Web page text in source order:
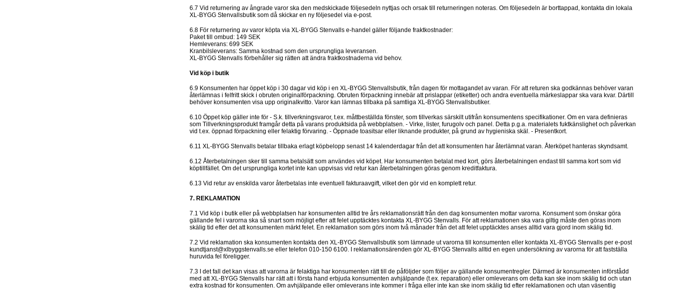
6.7 Vid returnering av ångrade varor ska den medskickade följesedeln nyttjas och orsak till returneringen noteras. Om följesedeln är borttappad, kontakta din lokala
XL-BYGG Stenvallsbutik som då skickar en ny följesedel via e-post.
6.8 För returnering av varor köpta via XL-BYGG Stenvalls e-handel gäller följande fraktkostnader:
Paket till ombud: 149 SEK
Hemleverans: 699 SEK
Kranbilsleverans: Samma kostnad som den ursprungliga leveransen.
XL-BYGG Stenvalls förbehåller sig rätten att ändra fraktkostnaderna vid behov.
Vid köp i butik
6.9 Konsumenten har öppet köp i 30 dagar vid köp i en XL-BYGG Stenvallsbutik, från dagen för mottagandet av varan. För att returen ska godkännas behöver varan
återlämnas i felfritt skick i obruten originalförpackning. Obruten förpackning innebär att prislappar (etiketter) och andra eventuella märkeslappar ska vara kvar. Därtill
behöver konsumenten visa upp originalkvitto. Varor kan lämnas tillbaka på samtliga XL-BYGG Stenvallsbutiker.
6.10 Öppet köp gäller inte för - S.k. tillverkningsvaror, t.ex. måttbeställda fönster, som tillverkas särskilt utifrån konsumentens specifikationer. Om en vara definieras
som Tillverkningsprodukt framgår detta på varans produktsida på webbplatsen. - Virke, lister, furugolv och panel. Detta p.g.a. materialets fuktkänslighet och påverkan
vid t.ex. öppnad förpackning eller felaktig förvaring. - Öppnade toasitsar eller liknande produkter, på grund av hygieniska skäl. - Presentkort.
6.11 XL-BYGG Stenvalls betalar tillbaka erlagt köpbelopp senast 14 kalenderdagar från det att konsumenten har återlämnat varan. Återköpet hanteras skyndsamt.
6.12 Återbetalningen sker till samma betalsätt som användes vid köpet. Har konsumenten betalat med kort, görs återbetalningen endast till samma kort som vid
köptillfället. Om det ursprungliga kortet inte kan uppvisas vid retur kan återbetalningen göras genom kreditfaktura.
6.13 Vid retur av enskilda varor återbetalas inte eventuell fakturaavgift, vilket den gör vid en komplett retur.
7. REKLAMATION
7.1 Vid köp i butik eller på webbplatsen har konsumenten alltid tre års reklamationsrätt från den dag konsumenten mottar varorna. Konsument som önskar göra
gällande fel i varorna ska så snart som möjligt efter att felet upptäcktes kontakta XL-BYGG Stenvalls. För att reklamationen ska vara giltig måste den göras inom
skälig tid efter det att konsumenten märkt felet. En reklamation som görs inom två månader från det att felet upptäcktes anses alltid vara gjord inom skälig tid.
7.2 Vid reklamation ska konsumenten kontakta den XL-BYGG Stenvallsbutik som lämnade ut varorna till konsumenten eller kontakta XL-BYGG Stenvalls per e-post
kundtjanst@xlbyggstenvalls.se eller telefon 010-150 6100. I reklamationsärenden gör XL-BYGG Stenvalls alltid en egen undersökning av varorna för att fastställa
huruvida fel föreligger.
7.3 I det fall det kan visas att varorna är felaktiga har konsumenten rätt till de påföljder som följer av gällande konsumentregler. Därmed är konsumenten införstådd
med att XL-BYGG Stenvalls har rätt att i första hand erbjuda konsumenten avhjälpande (t.ex. reparation) eller omleverans om detta kan ske inom skälig tid och utan
extra kostnad för konsumenten. Om avhjälpande eller omleverans inte kommer i fråga eller inte kan ske inom skälig tid efter reklamationen och utan väsentlig